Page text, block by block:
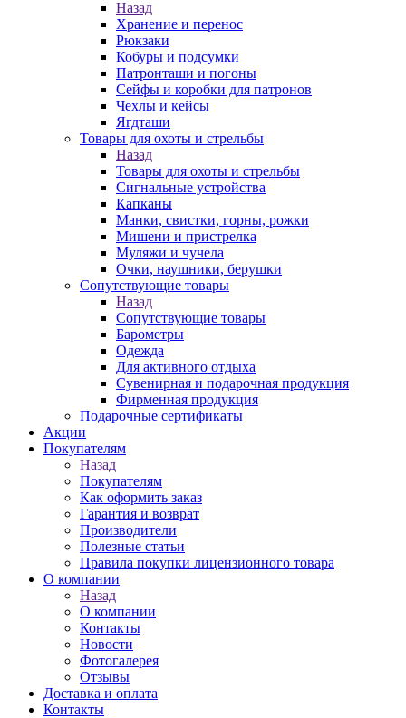
Назад
Хранение и перенос
Рюкзаки
Кобуры и подсумки
Патронташи и погоны
Сейфы и коробки для патронов
Чехлы и кейсы
Ягдташи
Товары для охоты и стрельбы
Назад
Товары для охоты и стрельбы
Сигнальные устройства
Капканы
Манки, свистки, горны, рожки
Мишени и пристрелка
Муляжи и чучела
Очки, наушники, берушки
Сопутствующие товары
Назад
Сопутствующие товары
Барометры
Одежда
Для активного отдыха
Сувенирная и подарочная продукция
Фирменная продукция
Подарочные сертификаты
Акции
Покупателям
Назад
Покупателям
Как оформить заказ
Гарантия и возврат
Производители
Полезные статьи
Правила покупки лицензионного товара
О компании
Назад
О компании
Контакты
Новости
Фотогалерея
Отзывы
Доставка и оплата
Контакты